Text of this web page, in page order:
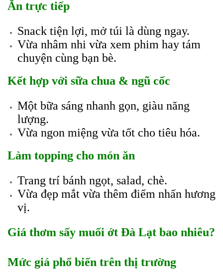
Ăn trực tiếp
Snack tiện lợi, mở túi là dùng ngay.
Vừa nhâm nhi vừa xem phim hay tám
chuyện cùng bạn bè.
Kết hợp với sữa chua & ngũ cốc
Một bữa sáng nhanh gọn, giàu năng
lượng.
Vừa ngon miệng vừa tốt cho tiêu hóa.
Làm topping cho món ăn
Trang trí bánh ngọt, salad, chè.
Vừa đẹp mắt vừa thêm điểm nhấn hương
vị.
Giá thơm sấy muối ớt Đà Lạt bao nhiêu?
Mức giá phổ biến trên thị trường